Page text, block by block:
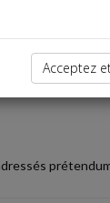
Acceptez